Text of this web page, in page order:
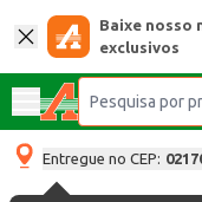
Baixe nosso
exclusivos
Entregue no CEP: